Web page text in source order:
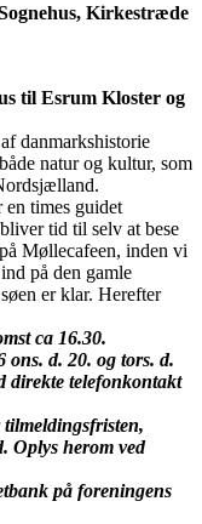
Kirkestræde
til Esrum Kloster og
danmarkshistorie
natur og kultur, som
times guidet
tid til selv at bese
Møllecafeen, inden vi
på den gamle
er klar. Herefter
ca 16.30.
d. 20. og tors. d.
direkte telefonkontakt
Oplys herom ved
på foreningens